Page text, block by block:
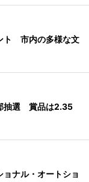
ト 市内の多様な文
抽選 賞品は2.35
ナル・オートショ